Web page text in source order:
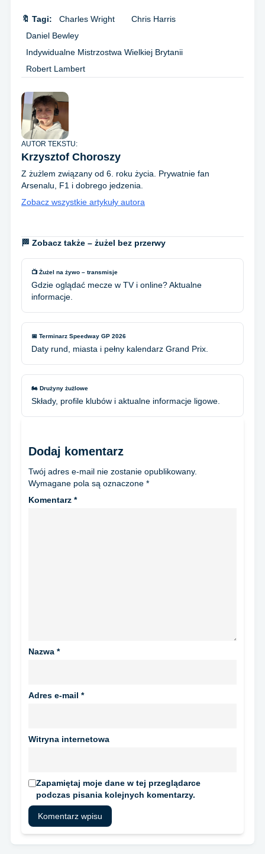
🔖 Tagi: Charles Wright
Chris Harris
Daniel Bewley
Indywidualne Mistrzostwa Wielkiej Brytanii
Robert Lambert
AUTOR TEKSTU:
Krzysztof Choroszy
Z żużlem związany od 6. roku życia. Prywatnie fan
Arsenalu, F1 i dobrego jedzenia.
Zobacz wszystkie artykuły autora
🏁 Zobacz także – żużel bez przerwy
📺 Żużel na żywo – transmisje
Gdzie oglądać mecze w TV i online? Aktualne
informacje.
📅 Terminarz Speedway GP 2026
Daty rund, miasta i pełny kalendarz Grand Prix.
🏍️ Drużyny żużlowe
Składy, profile klubów i aktualne informacje ligowe.
Dodaj komentarz
Twój adres e-mail nie zostanie opublikowany.
Wymagane pola są oznaczone *
Komentarz *
Nazwa *
Adres e-mail *
Witryna internetowa
Zapamiętaj moje dane w tej przeglądarce
podczas pisania kolejnych komentarzy.